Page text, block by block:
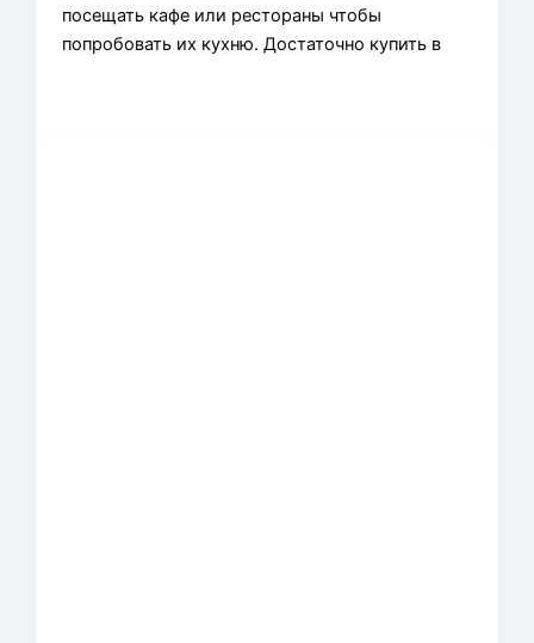
посещать кафе или рестораны чтобы
попробовать их кухню. Достаточно купить в